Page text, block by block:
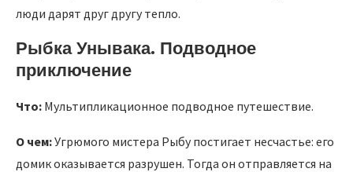
люди дарят друг другу тепло.
Рыбка Унывака. Подводное
приключение
Что: Мультипликационное подводное путешествие.
О чем:Угрюмого мистера Рыбу постигает несчастье: его
домик оказывается разрушен. Тогда он отправляется на